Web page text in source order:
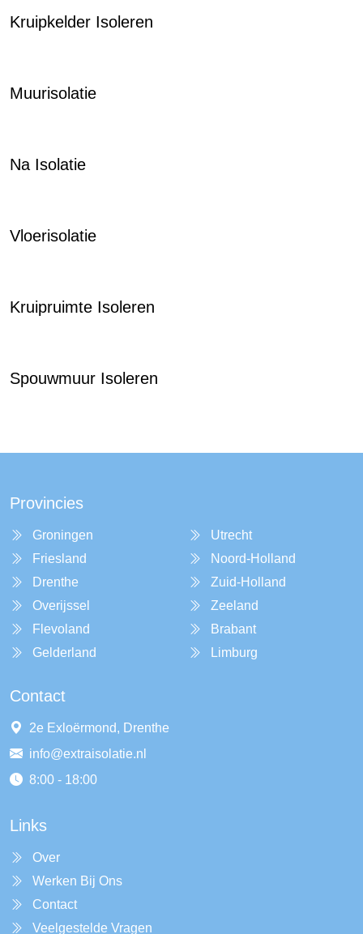
Kruipkelder Isoleren
Muurisolatie
Na Isolatie
Vloerisolatie
Kruipruimte Isoleren
Spouwmuur Isoleren
Provincies
Groningen
Friesland
Drenthe
Overijssel
Flevoland
Gelderland
Utrecht
Noord-Holland
Zuid-Holland
Zeeland
Brabant
Limburg
Contact
2e Exloërmond, Drenthe
info@extraisolatie.nl
8:00 - 18:00
Links
Over
Werken Bij Ons
Contact
Veelgestelde Vragen